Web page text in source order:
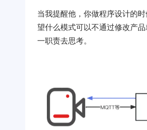
当我提醒他，你做程序设计的
望什么模式可以不通过修改产
一职责去思考。